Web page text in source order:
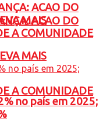
ACAO DO
MAIS
A COMUNIDADE
ACAO DO
MAIS
A COMUNIDADE
no país em 2025;